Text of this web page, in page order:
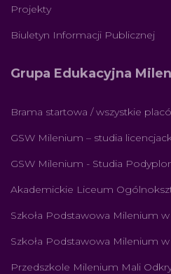
Projekty
Biuletyn Informacji Publicznej
Grupa Edukacyjna
Brama startowa / wszystkie
GSW Milenium – studia
GSW Milenium - Studia
Akademickie Liceum
Szkoła Podstawowa Milenium
Szkoła Podstawowa Milenium
Przedszkole Milenium Mali